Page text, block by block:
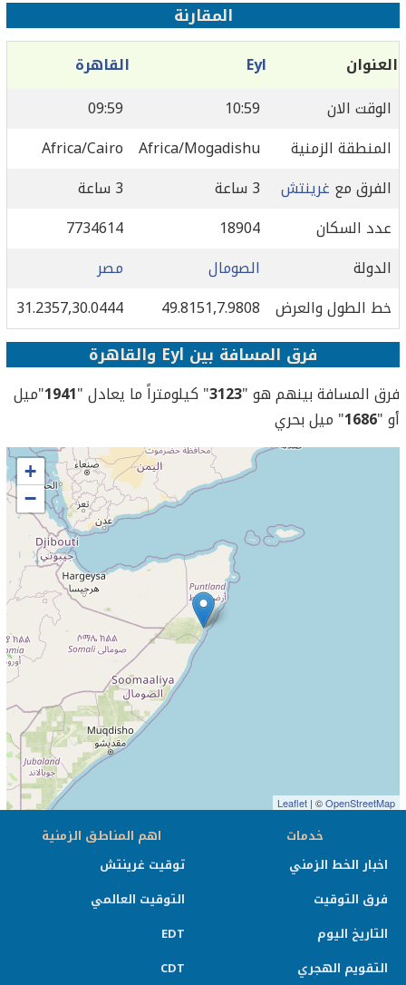
المقارنة
العنوان Eyl
القاهرة
الوقت الان
10:59
09:59
المنطقة الزمنية
Africa/Mogadishu
Africa/Cairo
الفرق مع غرينتش 3 ساعة
3 ساعة
عدد السكان
18904
7734614
الدولة
الصومال
مصر
خط الطول والعرض 49.8151,7.9808
31.2357,30.0444
فرق المسافة بين Eyl والقاهرة
فرق المسافة بينهم هو "3123" كيلومتراً ما يعادل "1941"ميل
أو "1686" ميل بحري
+
−
Leaflet | ©OpenStreetMap
خدمات
اخبار الخط الزمني
فرق التوقيت
التاريخ اليوم
التقويم الهجري
اهم المناطق الزمنية
توقيت غرينتش
التوقيت العالمي
EDT
CDT